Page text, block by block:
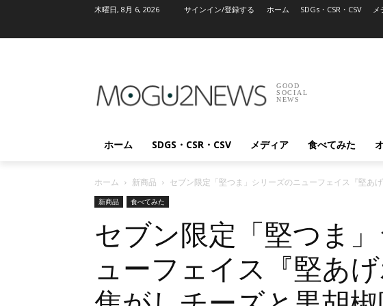
木曜日, 8月 6, 2026 サインイン/登録する ホーム SDGs・CSR・CSV メ
GOOD
SOCIAL
NEWS
ホーム SDGS・CSR・CSV メディア 食べてみた
ホーム 新商品 セブン限定「堅つま」シリーズのニューフェイス『堅あ
新商品 食べてみた
セブン限定「堅つま
ューフェイス『堅あ